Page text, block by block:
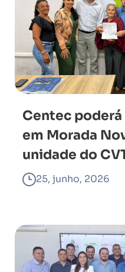
Centec
em Morada
unidade do
25, junho, 2026